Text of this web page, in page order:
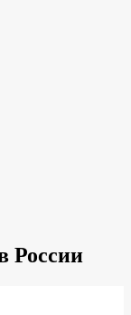
России